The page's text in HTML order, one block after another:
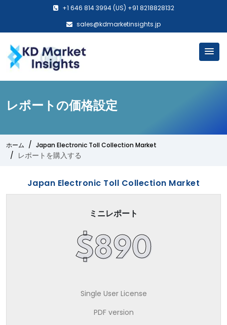
+1 646 814 3994 (US) +91 8218828132
sales@kdmarketinsights.jp
レポートの価格設定
ホーム Japan Electronic Toll Collection Market
レポートを購入する
Japan Electronic Toll Collection Market
ミニレポート
$890
Single User License
PDF version